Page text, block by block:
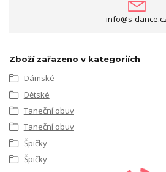
info@s-
Zboží zařazeno v kategoriích
Dámské
Dětské
Taneční obuv
Taneční obuv
Špičky
Špičky